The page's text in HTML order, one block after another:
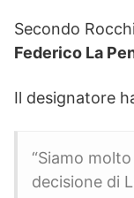
Secondo
Federico La
Il designatore
“Siamo
decisione di